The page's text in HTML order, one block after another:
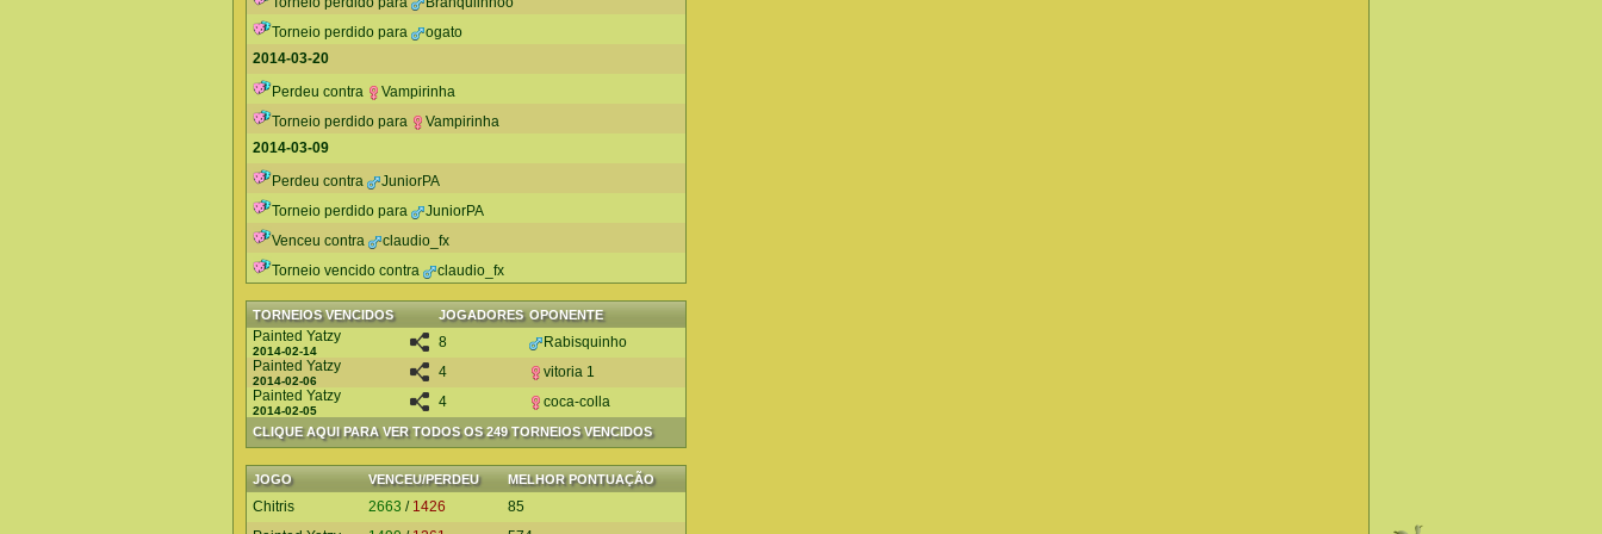
Torneio perdido para
ogato
2014-03-20
Perdeu contra
Vampirinha
Torneio perdido para
Vampirinha
2014-03-09
Perdeu contra
JuniorPA
Torneio perdido para
JuniorPA
Venceu contra
claudio_fx
Torneio vencido contra
claudio_fx
TORNEIOS VENCIDOS JOGADORES OPONENTE
CLIQUE AQUI PARA VER TODOS OS 249 TORNEIOS VENCIDOS
Painted Yatzy
2014-02-14
8
Rabisquinho
Painted Yatzy
2014-02-06
4
vitoria 1
Painted Yatzy
2014-02-05
4 coca-colla
JOGO VENCEU/PERDEU MELHOR PONTUAÇÃO
Chitris 2663 / 1426
85